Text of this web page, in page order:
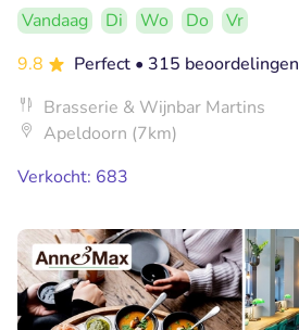
Vandaag Di Wo Do
Vr
9.8
Perfect • 315 beoordelingen
Brasserie & Wijnbar Martins
Apeldoorn (7km)
Verkocht: 683